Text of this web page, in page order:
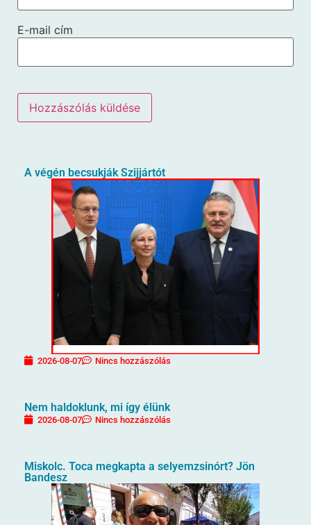
E-mail cím
A végén becsukják Szijjártót
2026-08-07 Nincs hozzászólás
Nem haldoklunk, mi így élünk
2026-08-07 Nincs hozzászólás
Miskolc. Toca megkapta a selyemzsinórt? Jön
Bandesz